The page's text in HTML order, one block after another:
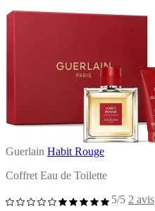
Guerlain Habit Rouge
Coffret Eau de Toilette
5/5 2 avis